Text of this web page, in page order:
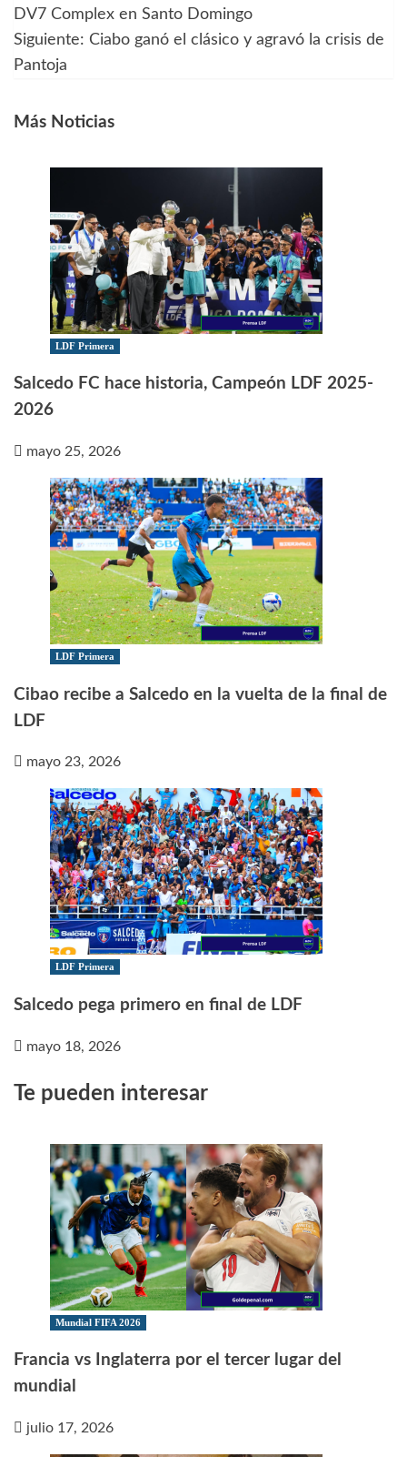
de
entradas
DV7 Complex en Santo Domingo
Siguiente: Ciabo ganó el clásico y agravó la crisis de
Pantoja
Más Noticias
LDF Primera
Salcedo FC hace historia, Campeón LDF 2025-
2026
mayo 25, 2026
LDF Primera
Cibao recibe a Salcedo en la vuelta de la final de
LDF
mayo 23, 2026
LDF Primera
Salcedo pega primero en final de LDF
mayo 18, 2026
Te pueden interesar
Mundial FIFA 2026
Francia vs Inglaterra por el tercer lugar del
mundial
julio 17, 2026